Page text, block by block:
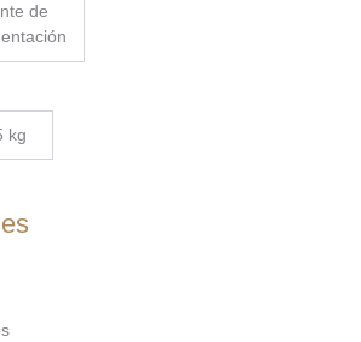
de
kg